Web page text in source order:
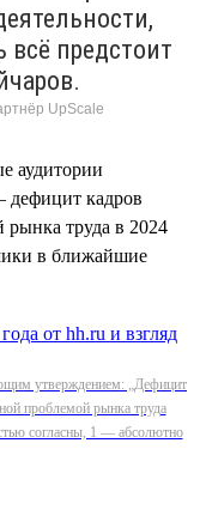
всё предстоит
UpScale
аудитории
дефицит кадров
рынка труда в 2024
в ближайшие
утверждением: „Дефицит
проблемой рынка труда
согласны, 1 — абсолютно